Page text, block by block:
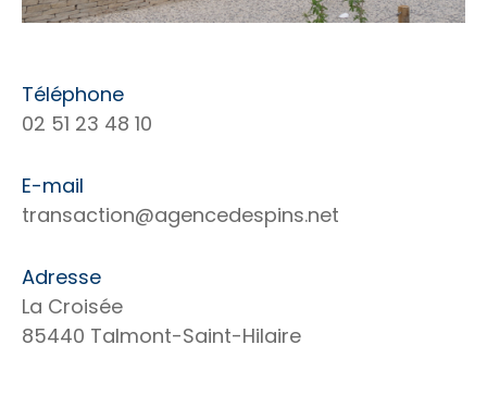
Téléphone
02 51 23 48 10
E-mail
transaction@agencedespins.net
Adresse
La Croisée
85440 Talmont-Saint-Hilaire